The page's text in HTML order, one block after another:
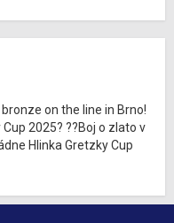
on the line in Brno!
2025? ??Boj o zlato v
Hlinka Gretzky Cup